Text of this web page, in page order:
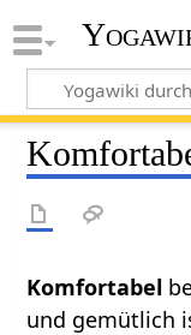
und gemütlich